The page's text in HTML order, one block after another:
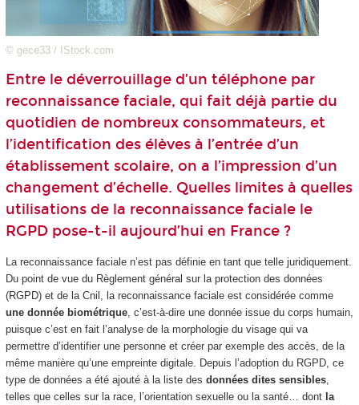
© gece33 / IStock.com
Entre le déverrouillage d’un téléphone par
reconnaissance faciale, qui fait déjà partie du
quotidien de nombreux consommateurs, et
l’identification des élèves à l’entrée d’un
établissement scolaire, on a l’impression d’un
changement d’échelle. Quelles limites à quelles
utilisations de la reconnaissance faciale le
RGPD pose-t-il aujourd’hui en France ?
La reconnaissance faciale n’est pas définie en tant que telle juridiquement.
Du point de vue du Règlement général sur la protection des données
(RGPD) et de la Cnil, la reconnaissance faciale est considérée comme
une donnée biométrique, c’est-à-dire une donnée issue du corps humain,
puisque c’est en fait l’analyse de la morphologie du visage qui va
permettre d’identifier une personne et créer par exemple des accès, de la
même manière qu’une empreinte digitale. Depuis l’adoption du RGPD, ce
type de données a été ajouté à la liste des données dites sensibles,
telles que celles sur la race, l’orientation sexuelle ou la santé… dont la